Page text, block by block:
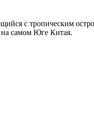
с тропическим
на самом Юге Китая.